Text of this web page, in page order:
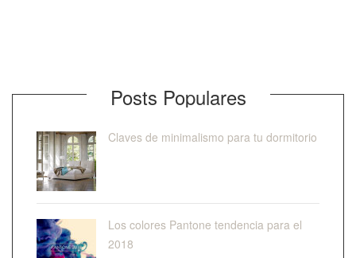
Posts Populares
Claves de minimalismo para tu dormitorio
Los colores Pantone tendencia para el
2018